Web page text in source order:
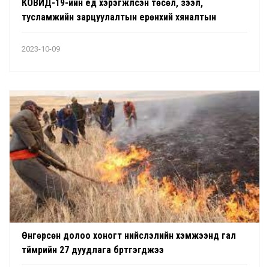
КОВИД-19-ийн үед хэрэгжүүлсэн төсөл, зээл,
тусламжийн зарцуулалтын ерөнхий хяналтын
сонсголд оролцогчдын бүртгэл эхэллээ
2023-10-09
Өнгөрсөн долоо хоногт нийслэлийн хэмжээнд гал
түймрийн 27 дуудлага бүртгэгджээ